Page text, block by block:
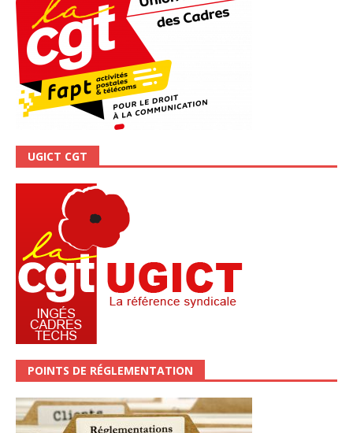
UGICT CGT
POINTS DE RÉGLEMENTATION